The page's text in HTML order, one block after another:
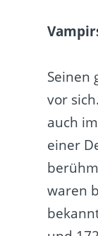
Seinen
vor
auch
einer
waren